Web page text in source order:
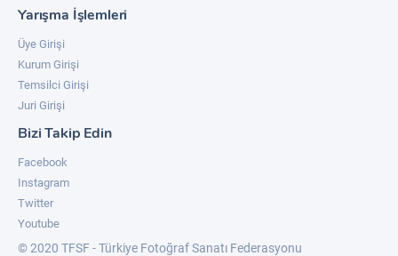
Yarışma İşlemleri
Üye Girişi
Kurum Girişi
Temsilci Girişi
Juri Girişi
Bizi Takip Edin
Facebook
Instagram
Twitter
Youtube
© 2020 TFSF - Türkiye Fotoğraf Sanatı Federasyonu